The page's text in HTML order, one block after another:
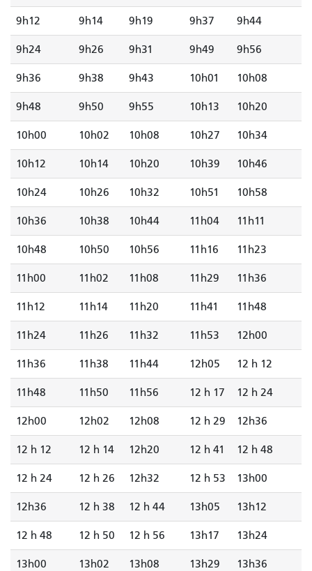
9h12 9h14 9h19 9h37 9h44
9h24 9h26 9h31 9h49 9h56
9h36 9h38 9h43 10h01 10h08
9h48 9h50 9h55 10h13 10h20
10h00 10h02 10h08 10h27 10h34
10h12 10h14 10h20 10h39 10h46
10h24 10h26 10h32 10h51 10h58
10h36 10h38 10h44 11h04 11h11
10h48 10h50 10h56 11h16 11h23
11h00 11h02 11h08 11h29 11h36
11h12 11h14 11h20 11h41 11h48
11h24 11h26 11h32 11h53 12h00
11h36 11h38 11h44 12h05 12 h 12
11h48 11h50 11h56 12 h 17 12 h 24
12h00 12h02 12h08 12 h 29 12h36
12 h 12 12 h 14 12h20 12 h 41 12 h 48
12 h 24 12 h 26 12h32 12 h 53 13h00
12h36 12 h 38 12 h 44 13h05 13h12
12 h 48 12 h 50 12 h 56 13h17 13h24
13h00 13h02 13h08 13h29 13h36